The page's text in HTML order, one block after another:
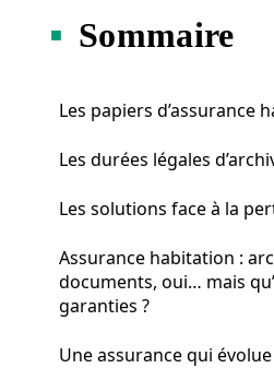
Sommaire
Les papiers d’assurance
Les durées légales
Les solutions face à la
Assurance habitation :
documents, oui… mais
garanties ?
Une assurance qui